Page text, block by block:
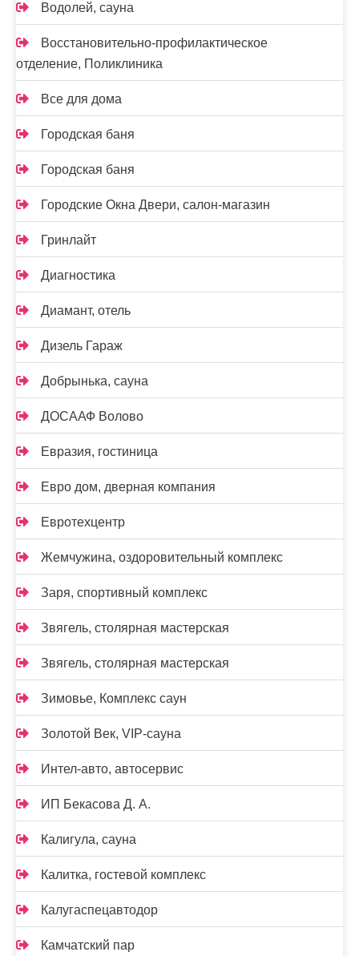
Водолей, сауна
Восстановительно-профилактическое
отделение, Поликлиника
Все для дома
Городская баня
Городская баня
Городские Окна Двери, салон-магазин
Гринлайт
Диагностика
Диамант, отель
Дизель Гараж
Добрынька, сауна
ДОСААФ Волово
Евразия, гостиница
Евро дом, дверная компания
Евротехцентр
Жемчужина, оздоровительный комплекс
Заря, спортивный комплекс
Звягель, столярная мастерская
Звягель, столярная мастерская
Зимовье, Комплекс саун
Золотой Век, VIP-сауна
Интел-авто, автосервис
ИП Бекасова Д. А.
Калигула, сауна
Калитка, гостевой комплекс
Калугаспецавтодор
Камчатский пар